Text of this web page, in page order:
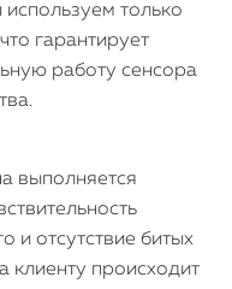
только
гарантирует
работу сенсора
выполняется
и отсутствие битых
клиенту происходит